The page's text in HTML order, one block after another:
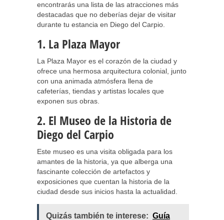
encontrarás una lista de las atracciones más
destacadas que no deberías dejar de visitar
durante tu estancia en Diego del Carpio.
1. La Plaza Mayor
La Plaza Mayor es el corazón de la ciudad y
ofrece una hermosa arquitectura colonial, junto
con una animada atmósfera llena de
cafeterías, tiendas y artistas locales que
exponen sus obras.
2. El Museo de la Historia de
Diego del Carpio
Este museo es una visita obligada para los
amantes de la historia, ya que alberga una
fascinante colección de artefactos y
exposiciones que cuentan la historia de la
ciudad desde sus inicios hasta la actualidad.
Quizás también te interese: Guía